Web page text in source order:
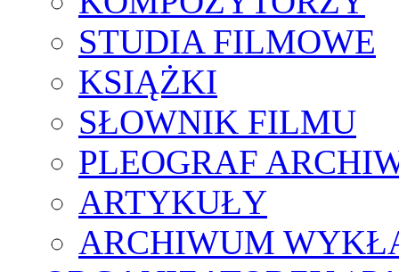
STUDIA FILMOWE
KSIĄŻKI
SŁOWNIK FILMU
PLEOGRAF
ARTYKUŁY
ARCHIWUM